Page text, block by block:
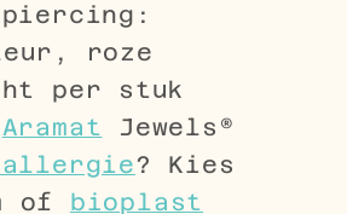
roze
per stuk
Aramat
Jewels®
? Kies
of bioplast